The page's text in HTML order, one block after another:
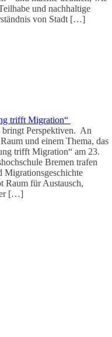
und nachhaltige
von Stadt […]
trifft Migration“
bringt Perspektiven. An
und einem Thema, das
trifft Migration“ am 23.
Bremen trafen
Migrationsgeschichte
Raum für Austausch,
[…]